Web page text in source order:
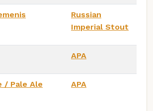
Russian
Imperial Stout
APA
/ Pale Ale
APA